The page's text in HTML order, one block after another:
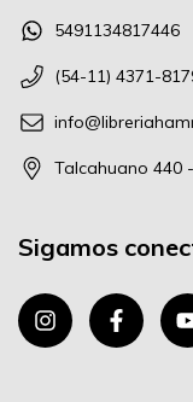
5491134817446
(54-11) 4371-
Talcahuano 440
Sigamos